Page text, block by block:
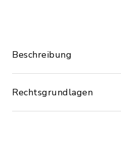
Beschreibung
Rechtsgrundlagen